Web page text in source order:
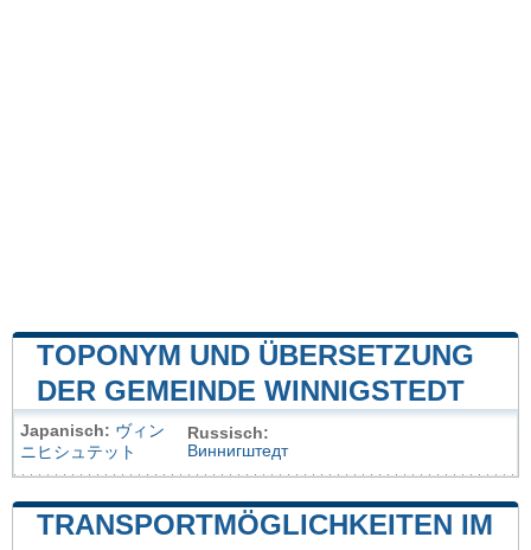
TOPONYM UND ÜBERSETZUNG
DER GEMEINDE WINNIGSTEDT
Japanisch: ヴィン
ニヒシュテット
Russisch:
Виннигштедт
TRANSPORTMÖGLICHKEITEN IM